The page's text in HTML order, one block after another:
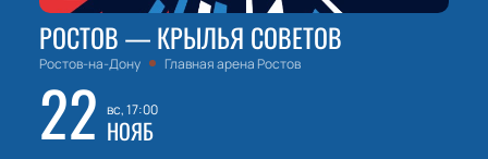
РОСТОВ — КРЫЛЬЯ СОВЕТОВ
Ростов-на-Дону Главная арена Ростов
22 вс, 17:00
НОЯБ